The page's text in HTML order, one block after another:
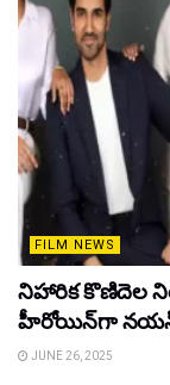
FILM NEWS
నిహారిక కొణిదెల
హీరోయిన్‌గా
JUNE 26, 2025